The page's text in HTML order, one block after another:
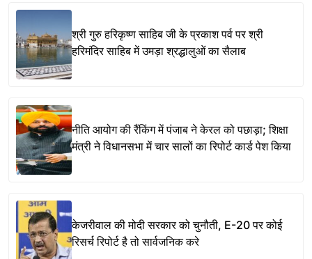
श्री गुरु हरिकृष्ण साहिब जी के प्रकाश पर्व पर श्री
हरिमंदिर साहिब में उमड़ा श्रद्धालुओं का सैलाब
नीति आयोग की रैंकिंग में पंजाब ने केरल को पछाड़ा; शिक्षा
मंत्री ने विधानसभा में चार सालों का रिपोर्ट कार्ड पेश किया
केजरीवाल की मोदी सरकार को चुनौती, E-20 पर कोई
रिसर्च रिपोर्ट है तो सार्वजनिक करे